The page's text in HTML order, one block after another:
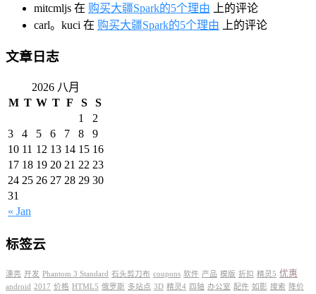
mitcmljs 在 购买大疆Spark的5个理由 上的评论
carl。kuci 在 购买大疆Spark的5个理由 上的评论
文章日志
2026 八月
M T W T F S S
« Jan
1
2
3
4 5 6 7 8
9
10 11 12 13 14 15 16
17 18 19 20 21 22 23
24 25 26 27 28 29 30
31
标签云
漂亮 开发 Phantom 3 Standard 石头剪刀布 coupons 软件 产品 模版 折扣 精灵5 优惠
android 2017 价格 HTML5 俄罗斯 多站点 3D 精灵4 四轴 办公室 配件 如影 搜索
降价